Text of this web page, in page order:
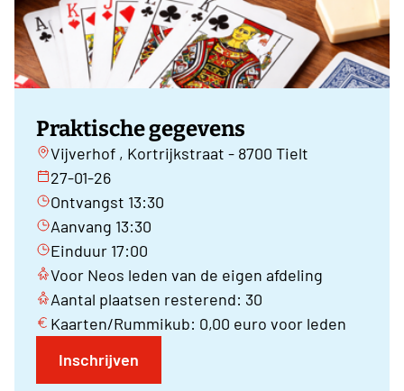
Praktische gegevens
Vijverhof , Kortrijkstraat - 8700 Tielt
27-01-26
Ontvangst 13:30
Aanvang 13:30
Einduur 17:00
Voor Neos leden van de eigen afdeling
Aantal plaatsen resterend: 30
Kaarten/Rummikub: 0,00 euro voor leden
Inschrijven